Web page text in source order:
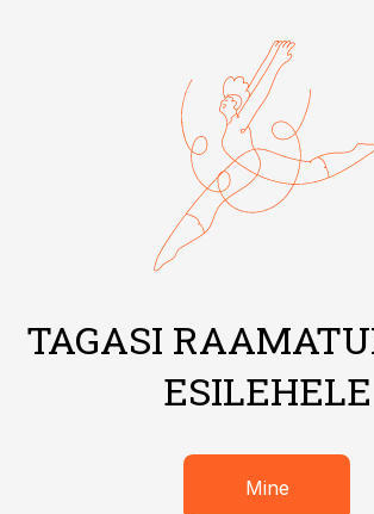
TAGASI
ESILEHELE
Mine